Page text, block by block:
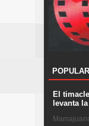
El
levanta